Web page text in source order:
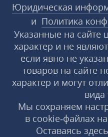
Юридическая
и Политика
Указанные на сайте
характер и не
если явно не
товаров на сайте
характер и могут
вида
Мы сохраняем
в cookie‑файлах
Оставаясь